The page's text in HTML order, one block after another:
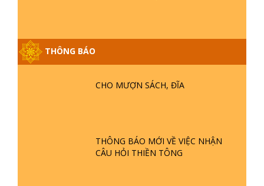
THÔNG BÁO
CHO MƯỢN SÁCH, ĐĨA
THÔNG BÁO MỚI VỀ VIỆC NHẬN
CÂU HỎI THIỀN TÔNG
GIẢI ĐÁP ĐẶC BIỆT P25 - SUỐT 49
NĂM PHẬT KHÔNG NÓI? HỘI LONG
TTTD
GIẢI ĐÁP ĐẶC BIỆT P23 - THIÊN